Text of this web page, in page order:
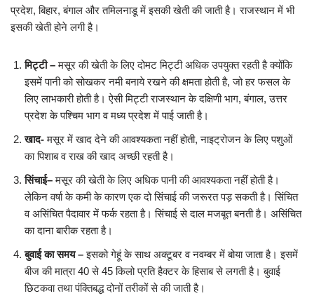
प्रदेश, बिहार, बंगाल और तमिलनाडू में इसकी खेती की जाती है। राजस्थान में भी
इसकी खेती होने लगी है।
मिट्टी–मसूर की खेती के लिए दोमट मिट्टी अधिक उपयुक्त रहती है क्योंकि
इसमें पानी को सोखकर नमी बनाये रखने की क्षमता होती है, जो हर फसल के
लिए लाभकारी होती है। ऐसी मिट्टी राजस्थान के दक्षिणी भाग, बंगाल, उत्तर
प्रदेश के पश्चिम भाग व मध्य प्रदेश में पाई जाती है।
खाद-मसूर में खाद देने की आवश्यकता नहीं होती, नाइट्रोजन के लिए पशुओं
का पिशाब व राख की खाद अच्छी रहती है।
सिंचाई–मसूर की खेती के लिए अधिक पानी की आवश्यकता नहीं होती है।
लेकिन वर्षा के कमी के कारण एक दो सिंचाई की जरूरत पड़ सकती है। सिंचित
व असिंचित पैदावार में फर्क रहता है। सिंचाई से दाल मजबूत बनती है। असिंचित
का दाना बारीक रहता है।
बुवाई का समय–इसको गेहूं के साथ अक्टूबर व नवम्बर में बोया जाता है। इसमें
बीज की मात्रा 40 से 45 किलो प्रति हैक्टर के हिसाब से लगती है। बुवाई
छिटकवा तथा पंक्तिबद्ध दोनों तरीकों से की जाती है।